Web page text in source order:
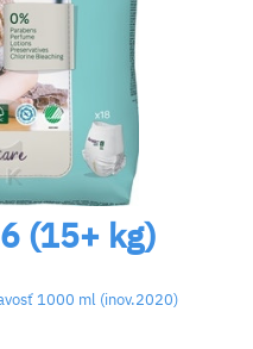
(15+ kg)
1000 ml (inov.2020)